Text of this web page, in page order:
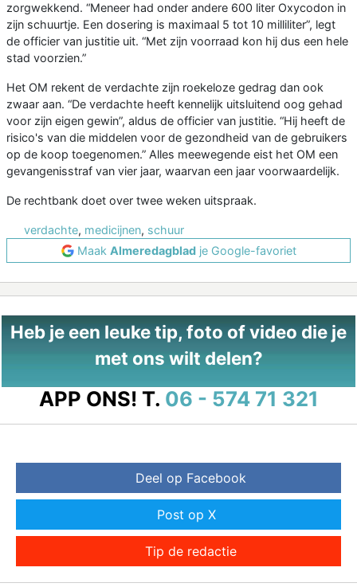
zorgwekkend. “Meneer had onder andere 600 liter Oxycodon in
zijn schuurtje. Een dosering is maximaal 5 tot 10 milliliter”, legt
de officier van justitie uit. “Met zijn voorraad kon hij dus een hele
stad voorzien.”
Het OM rekent de verdachte zijn roekeloze gedrag dan ook
zwaar aan. “De verdachte heeft kennelijk uitsluitend oog gehad
voor zijn eigen gewin”, aldus de officier van justitie. “Hij heeft de
risico's van die middelen voor de gezondheid van de gebruikers
op de koop toegenomen.” Alles meewegende eist het OM een
gevangenisstraf van vier jaar, waarvan een jaar voorwaardelijk.
De rechtbank doet over twee weken uitspraak.
verdachte, medicijnen, schuur
Maak Almeredagbladje Google-favoriet
Heb je een leuke tip, foto of video die je
met ons wilt delen?
APP ONS! T. 06 - 574 71 321
Deel op Facebook
Post op X
Tip de redactie